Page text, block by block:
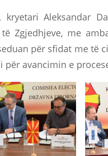
kryetari Aleksandar
Zgjedhjeve, me
për sfidat me të
për avancimin e